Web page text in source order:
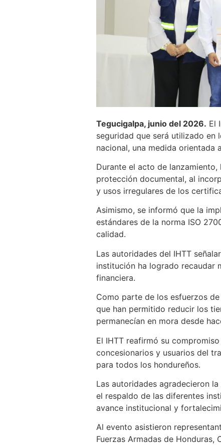
Tegucigalpa, junio del 2026. El
seguridad que será utilizado
nacional, una medida
Durante el acto de
protección documental, al
y usos irregulares de los
Asimismo, se informó que la
estándares de la norma ISO
calidad.
Las autoridades del IHTT
institución ha logrado recaudar
financiera.
Como parte de los esfuerzos
que han permitido reducir los
permanecían en mora desde
El IHTT reafirmó su
concesionarios y usuarios del
para todos los hondureños.
Las autoridades agradecieron
el respaldo de las diferentes
avance institucional y
Al evento asistieron
Fuerzas Armadas de Honduras,